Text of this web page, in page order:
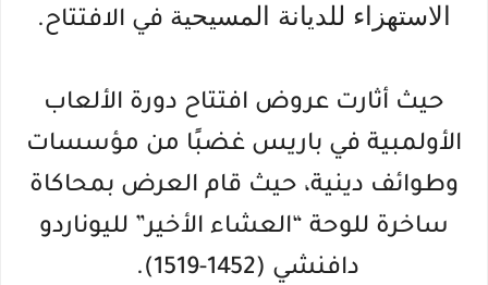
الاستهزاء للديانة المسيحية في الافتتاح.
حيث أثارت عروض افتتاح دورة الألعاب
الأولمبية في باريس غضبًا من مؤسسات
وطوائف دينية، حيث قام العرض بمحاكاة
ساخرة للوحة “العشاء الأخير” لليوناردو
دافنشي (1452-1519).